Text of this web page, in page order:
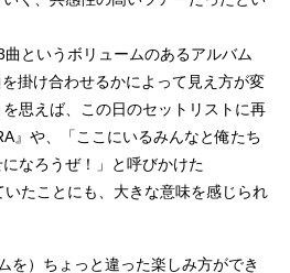
というボリュームのあるアルバム
を掛け合わせるかによって見え方が変
思えば、この日のセットリストに再
』や、「ここにいるみんなと俺たち
なろうぜ！」と呼びかけた
いたことにも、大きな意味を感じられ
を）ちょっと違った楽しみ方ができ